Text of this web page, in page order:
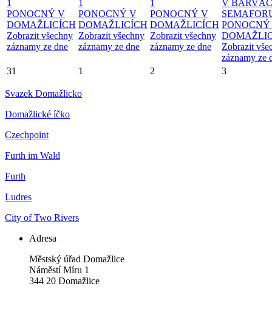
1
PONOCNÝ V
DOMAŽLICÍCH
Zobrazit všechny
záznamy ze dne
1
PONOCNÝ V
DOMAŽLICÍCH
Zobrazit všechny
záznamy ze dne
1
PONOCNÝ V
DOMAŽLICÍCH
Zobrazit všechny
záznamy ze dne
V
Zobrazit
záznamy ze
31
1 2 3
Svazek Domažlicko
Domažlické íčko
Czechpoint
Furth im Wald
Furth
Ludres
City of Two Rivers
Adresa
Městský úřad Domažlice
Náměstí Míru 1
344 20 Domažlice